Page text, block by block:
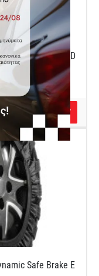
Safe Brake D
Safe Brake E